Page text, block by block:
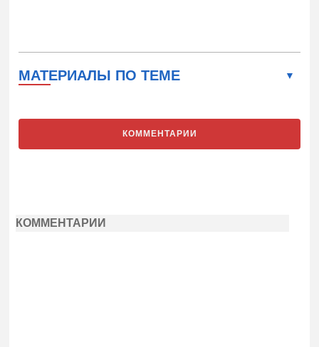
МАТЕРИАЛЫ ПО ТЕМЕ
КОММЕНТАРИИ
КОММЕНТАРИИ